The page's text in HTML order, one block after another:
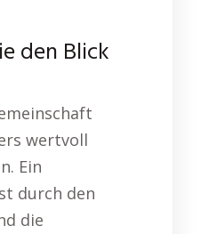
den Blick
wertvoll
Ein
durch den
die